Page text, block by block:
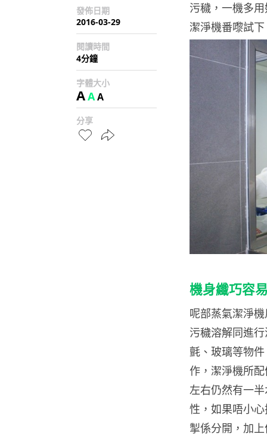
發佈日期
2016-03-29
閱讀時間
4分鐘
字體大小
AAA
分享
污穢，一機多
潔淨機番嚟試
機身纖巧容
呢部蒸氣潔淨
污穢溶解同進
氈、玻璃等物
作，潔淨機所
左右仍然有一
性，如果唔小
掣係分開，加